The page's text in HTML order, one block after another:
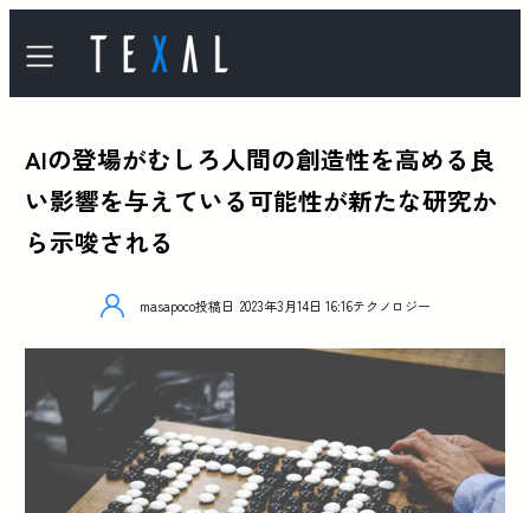
AIの登場がむしろ人間の創造性を高める良
い影響を与えている可能性が新たな研究か
ら示唆される
masapoco投稿日 2023年3月14日 16:16テクノロジー